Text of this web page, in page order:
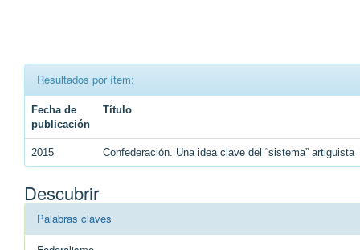
Resultados por ítem:
Fecha de
publicación
Título
2015 Confederación. Una idea clave del “sistema” artiguista
Descubrir
Palabras claves